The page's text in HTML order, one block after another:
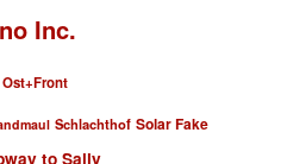
Inc.
Ost+Front
Schlachthof Solar Fake
to Sally